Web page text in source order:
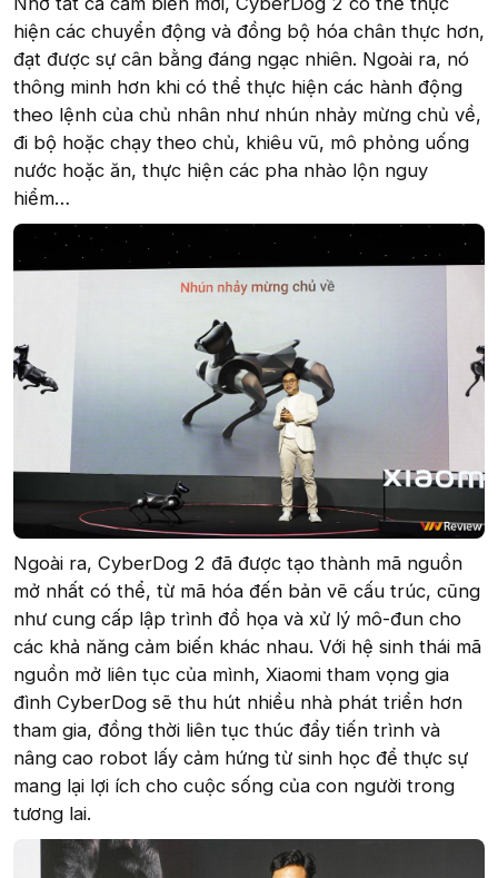
hiện các chuyển động và đồng bộ hóa chân thực hơn,
đạt được sự cân bằng đáng ngạc nhiên. Ngoài ra, nó
thông minh hơn khi có thể thực hiện các hành động
theo lệnh của chủ nhân như nhún nhảy mừng chủ về,
đi bộ hoặc chạy theo chủ, khiêu vũ, mô phỏng uống
nước hoặc ăn, thực hiện các pha nhào lộn nguy
hiểm…
Ngoài ra, CyberDog 2 đã được tạo thành mã nguồn
mở nhất có thể, từ mã hóa đến bản vẽ cấu trúc, cũng
như cung cấp lập trình đồ họa và xử lý mô-đun cho
các khả năng cảm biến khác nhau. Với hệ sinh thái mã
nguồn mở liên tục của mình, Xiaomi tham vọng gia
đình CyberDog sẽ thu hút nhiều nhà phát triển hơn
tham gia, đồng thời liên tục thúc đẩy tiến trình và
nâng cao robot lấy cảm hứng từ sinh học để thực sự
mang lại lợi ích cho cuộc sống của con người trong
tương lai.